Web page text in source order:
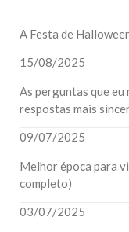
A Festa de
15/08/2025
As perguntas que eu
respostas mais
09/07/2025
Melhor época para
completo)
03/07/2025